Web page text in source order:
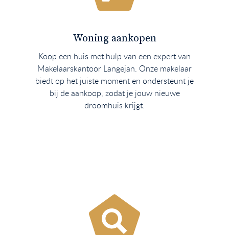
Woning aankopen
Koop een huis met hulp van een expert van
Makelaarskantoor Langejan. Onze makelaar
biedt op het juiste moment en ondersteunt je
bij de aankoop, zodat je jouw nieuwe
droomhuis krijgt.